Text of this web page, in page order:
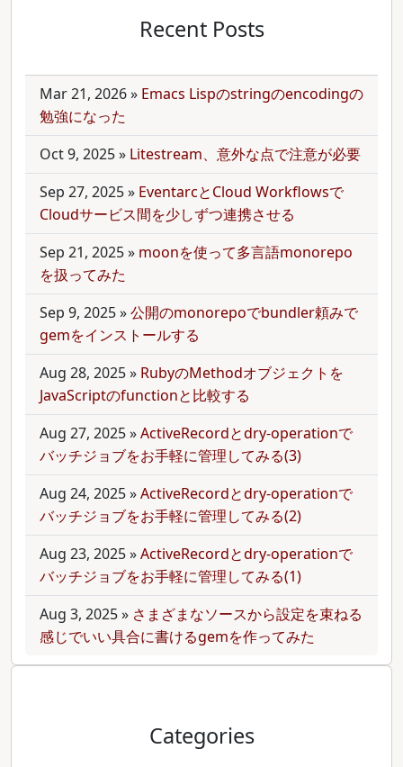
Recent Posts
Mar 21, 2026» Emacs Lispのstringのencodingの
勉強になった
Oct 9, 2025» Litestream、意外な点で注意が必要
Sep 27, 2025» EventarcとCloud Workflowsで
Cloudサービス間を少しずつ連携させる
Sep 21, 2025» moonを使って多言語monorepo
を扱ってみた
Sep 9, 2025»公開のmonorepoでbundler頼みで
gemをインストールする
Aug 28, 2025» RubyのMethodオブジェクトを
JavaScriptのfunctionと比較する
Aug 27, 2025»ActiveRecordとdry-operationで
バッチジョブをお手軽に管理してみる(3)
Aug 24, 2025»ActiveRecordとdry-operationで
バッチジョブをお手軽に管理してみる(2)
Aug 23, 2025»ActiveRecordとdry-operationで
バッチジョブをお手軽に管理してみる(1)
Aug 3, 2025» さまざまなソースから設定を束ねる
感じでいい具合に書けるgemを作ってみた
Categories